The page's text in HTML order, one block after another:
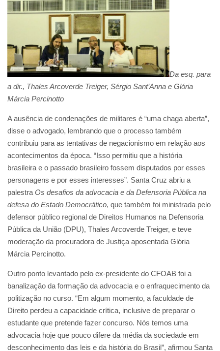
Da esq. para
a dir., Thales Arcoverde Treiger, Sérgio Sant’Anna e Glória
Márcia Percinotto
A ausência de condenações de militares é “uma chaga aberta”,
disse o advogado, lembrando que o processo também
contribuiu para as tentativas de negacionismo em relação aos
acontecimentos da época. “Isso permitiu que a história
brasileira e o passado brasileiro fossem disputados por esses
personagens e por esses interesses”. Santa Cruz abriu a
palestra Os desafios da advocacia e da Defensoria Pública na
defesa do Estado Democrático, que também foi ministrada pelo
defensor público regional de Direitos Humanos na Defensoria
Pública da União (DPU), Thales Arcoverde Treiger, e teve
moderação da procuradora de Justiça aposentada Glória
Márcia Percinotto.
Outro ponto levantado pelo ex-presidente do CFOAB foi a
banalização da formação da advocacia e o enfraquecimento da
politização no curso. “Em algum momento, a faculdade de
Direito perdeu a capacidade crítica, inclusive de preparar o
estudante que pretende fazer concurso. Nós temos uma
advocacia hoje que pouco difere da média da sociedade em
desconhecimento das leis e da história do Brasil”, afirmou Santa